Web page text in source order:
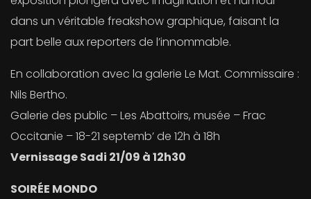
dans un véritable freakshow graphique, faisant la
part belle aux reporters de l’innommable.
En collaboration avec la galerie Le Mat. Commissaire :
Nils Bertho.
Galerie des public – Les Abattoirs, musée – Frac
Occitanie – 18-21 septemb’ de 12h à 18h
Vernissage Sadi 21/09 à 12h30
SOIRÉE MONDO